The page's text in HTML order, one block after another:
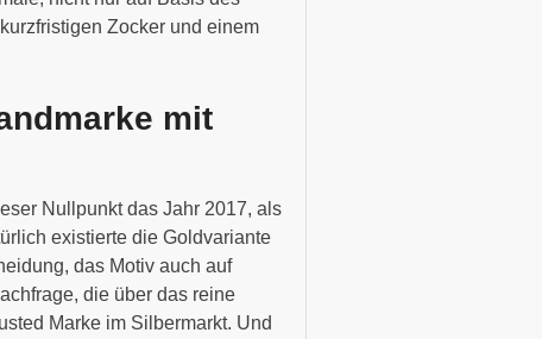
Zocker und einem
mit
Nullpunkt das Jahr 2017, als
existierte die Goldvariante
das Motiv auch auf
die über das reine
Marke im Silbermarkt. Und